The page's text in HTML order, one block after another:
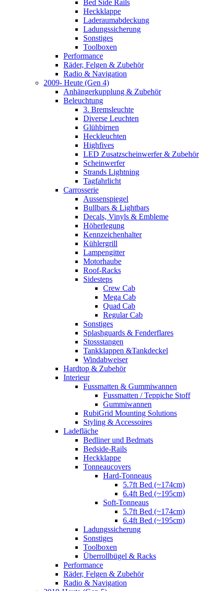
Bed Side Rails
Heckklappe
Laderaumabdeckung
Ladungssicherung
Sonstiges
Toolboxen
Performance
Räder, Felgen & Zubehör
Radio & Navigation
2009- Heute (Gen 4)
Anhängerkupplung & Zubehör
Beleuchtung
3. Bremsleuchte
Diverse Leuchten
Glühbirnen
Heckleuchten
Highfives
LED Zusatzscheinwerfer & Zubehör
Scheinwerfer
Strands Lightning
Tagfahrlicht
Carrosserie
Aussenspiegel
Bullbars & Lightbars
Decals, Vinyls & Embleme
Höherlegung
Kennzeichenhalter
Kühlergrill
Lampengitter
Motorhaube
Roof-Racks
Sidesteps
Crew Cab
Mega Cab
Quad Cab
Regular Cab
Sonstiges
Splashguards & Fenderflares
Stossstangen
Tankklappen &Tankdeckel
Windabweiser
Hardtop & Zubehör
Interieur
Fussmatten & Gummiwannen
Fussmatten / Teppiche Stoff
Gummiwannen
RubiGrid Mounting Solutions
Styling & Accessoires
Ladefläche
Bedliner und Bedmats
Bedside-Rails
Heckklappe
Tonneaucovers
Hard-Tonneaus
5.7ft Bed (~174cm)
6.4ft Bed (~195cm)
Soft-Tonneaus
5.7ft Bed (~174cm)
6.4ft Bed (~195cm)
Ladungssicherung
Sonstiges
Toolboxen
Überrollbügel & Racks
Performance
Räder, Felgen & Zubehör
Radio & Navigation